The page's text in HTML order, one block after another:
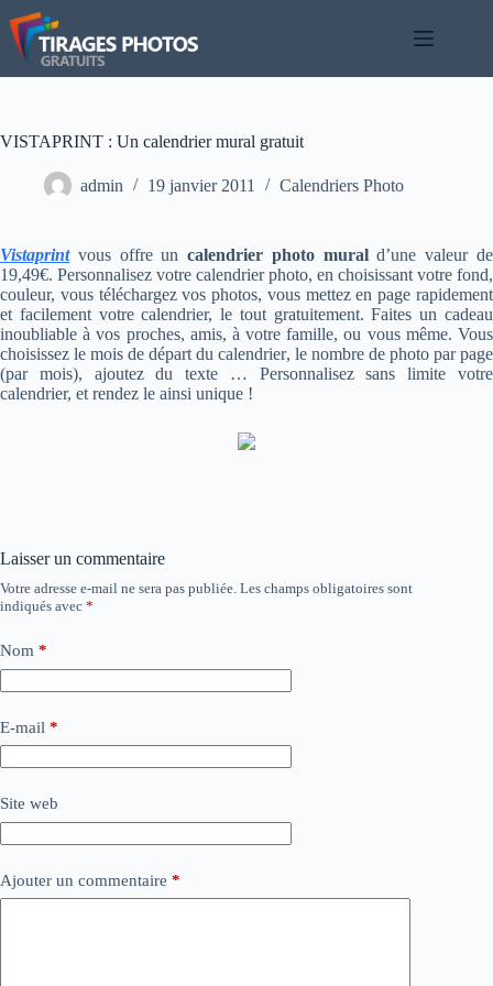
Passer
au
contenu
VISTAPRINT : Un calendrier mural gratuit
admin 19 janvier 2011 Calendriers Photo
Vistaprintvous offre uncalendrier photo murald’une valeur de
19,49€. Personnalisez votre calendrier photo, en choisissant votre fond,
couleur, vous téléchargez vos photos, vous mettez en page rapidement
et facilement votre calendrier, le tout gratuitement. Faites un cadeau
inoubliable à vos proches, amis, à votre famille, ou vous même. Vous
choisissez le mois de départ du calendrier, le nombre de photo par page
(par mois), ajoutez du texte … Personnalisez sans limite votre
calendrier, et rendez le ainsi unique !
Laisser un commentaire
Votre adresse e-mail ne sera pas publiée. Les champs obligatoires sont
indiqués avec *
Nom *
E-mail *
Site web
Ajouter un commentaire *